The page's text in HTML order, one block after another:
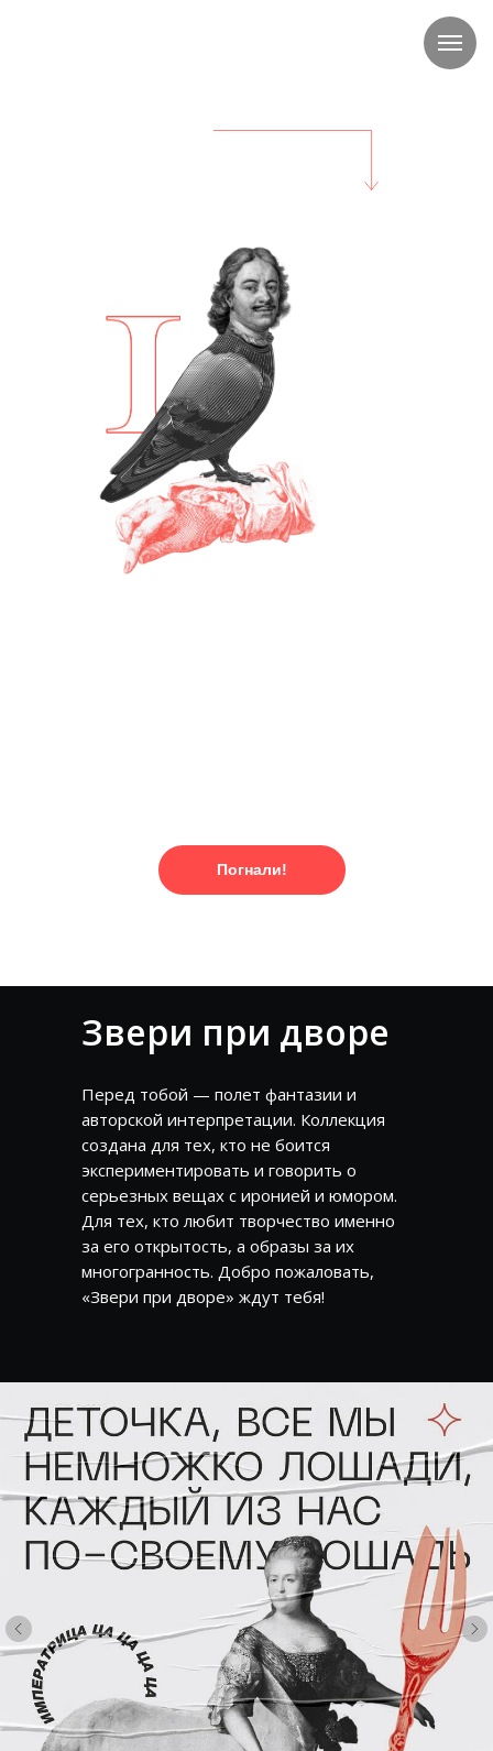
Погнали!
Звери при дворе
Перед тобой — полет фантазии и
авторской интерпретации. Коллекция
создана для тех, кто не боится
экспериментировать и говорить о
серьезных вещах с иронией и юмором.
Для тех, кто любит творчество именно
за его открытость, а образы за их
многогранность. Добро пожаловать,
«Звери при дворе» ждут тебя!